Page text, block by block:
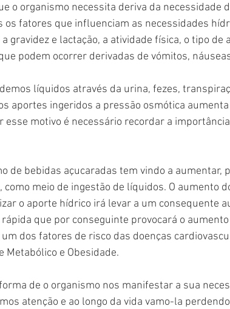
o organismo necessita deriva da necessidade
os fatores que influenciam as necessidades
gravidez e lactação, a atividade física, o tipo de
podem ocorrer derivadas de vómitos,
líquidos através da urina, fezes,
aportes ingeridos a pressão osmótica
esse motivo é necessário recordar a
de bebidas açucaradas tem vindo a aumentar,
como meio de ingestão de líquidos. O aumento
o aporte hídrico irá levar a um consequente
que por conseguinte provocará o
dos fatores de risco das doenças
Metabólico e Obesidade.
de o organismo nos manifestar a sua
atenção e ao longo da vida vamo-la